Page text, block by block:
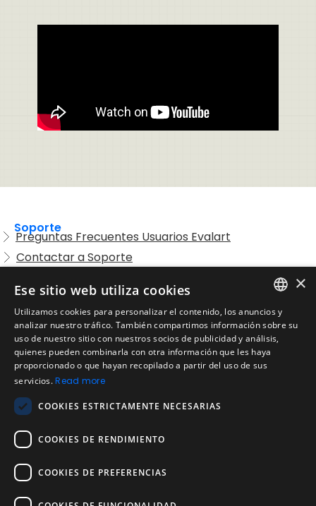
Soporte
Preguntas Frecuentes Usuarios Evalart
Contactar a Soporte
Legal
Condiciones de Servicio
Aviso de privacidad
Política de cookies
Política de devoluciones
Acuerdo de licencia de usuario
Aviso legal
Política de uso aceptable
Empresa
Acerca de nosotros
Blog
ENGLISH
SPANISH
×
Ese sitio web utiliza cookies
Utilizamos cookies para personalizar el contenido, los anuncios y
analizar nuestro tráfico. También compartimos información sobre su
uso de nuestro sitio con nuestros socios de publicidad y análisis,
quienes pueden combinarla con otra información que les haya
proporcionado o que hayan recopilado a partir del uso de sus
servicios.Read more
COOKIES ESTRICTAMENTE NECESARIAS
COOKIES DE RENDIMIENTO
COOKIES DE PREFERENCIAS